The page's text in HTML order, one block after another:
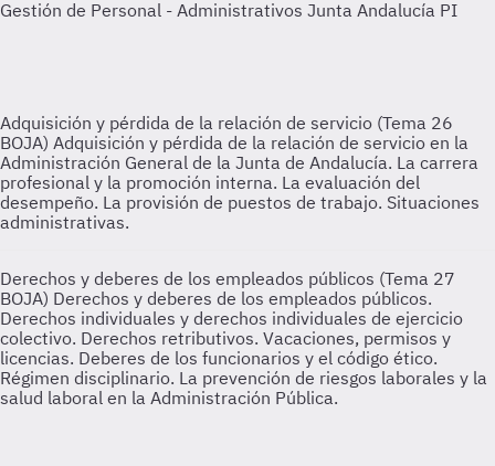
Adquisición y pérdida de la relación de servicio (Tema 26
BOJA) Adquisición y pérdida de la relación de servicio en la
Administración General de la Junta de Andalucía. La carrera
profesional y la promoción interna. La evaluación del
desempeño. La provisión de puestos de trabajo. Situaciones
administrativas.
Derechos y deberes de los empleados públicos (Tema 27
BOJA) Derechos y deberes de los empleados públicos.
Derechos individuales y derechos individuales de ejercicio
colectivo. Derechos retributivos. Vacaciones, permisos y
licencias. Deberes de los funcionarios y el código ético.
Régimen disciplinario. La prevención de riesgos laborales y la
salud laboral en la Administración Pública.